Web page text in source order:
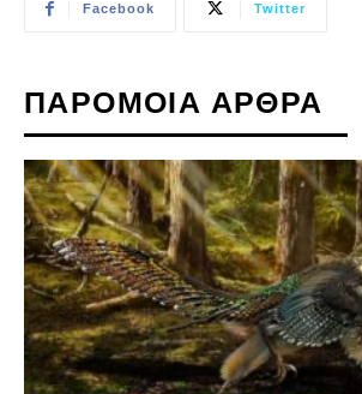
Facebook Twitter
ΠΑΡΟΜΟΙΑ ΑΡΘΡΑ